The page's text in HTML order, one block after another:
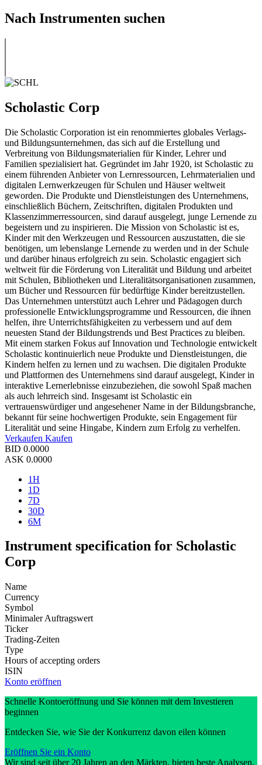
Nach Instrumenten suchen
Scholastic Corp
Die Scholastic Corporation ist ein renommiertes globales Verlags-
und Bildungsunternehmen, das sich auf die Erstellung und
Verbreitung von Bildungsmaterialien für Kinder, Lehrer und
Familien spezialisiert hat. Gegründet im Jahr 1920, ist Scholastic zu
einem führenden Anbieter von Lernressourcen, Lehrmaterialien und
digitalen Lernwerkzeugen für Schulen und Häuser weltweit
geworden. Die Produkte und Dienstleistungen des Unternehmens,
einschließlich Büchern, Zeitschriften, digitalen Produkten und
Klassenzimmerressourcen, sind darauf ausgelegt, junge Lernende zu
begeistern und zu inspirieren. Die Mission von Scholastic ist es,
Kinder mit den Werkzeugen und Ressourcen auszustatten, die sie
benötigen, um lebenslange Lernende zu werden und in der Schule
und darüber hinaus erfolgreich zu sein. Scholastic engagiert sich
weltweit für die Förderung von Literalität und Bildung und arbeitet
mit Schulen, Bibliotheken und Literalitätsorganisationen zusammen,
um Bücher und Ressourcen für bedürftige Kinder bereitzustellen.
Das Unternehmen unterstützt auch Lehrer und Pädagogen durch
professionelle Entwicklungsprogramme und Ressourcen, die ihnen
helfen, ihre Unterrichtsfähigkeiten zu verbessern und auf dem
neuesten Stand der Bildungstrends und Best Practices zu bleiben.
Mit einem starken Fokus auf Innovation und Technologie entwickelt
Scholastic kontinuierlich neue Produkte und Dienstleistungen, die
Kindern helfen zu lernen und zu wachsen. Die digitalen Produkte
und Plattformen des Unternehmens sind darauf ausgelegt, Kinder in
interaktive Lernerlebnisse einzubeziehen, die sowohl Spaß machen
als auch lehrreich sind. Insgesamt ist Scholastic ein
vertrauenswürdiger und angesehener Name in der Bildungsbranche,
bekannt für seine hochwertigen Produkte, sein Engagement für
Literalität und seine Hingabe, Kindern zum Erfolg zu verhelfen.
Verkaufen Kaufen
BID 0.0000
ASK 0.0000
1H
1D
7D
30D
6M
Instrument specification for Scholastic
Corp
Name
Currency
Symbol
Minimaler Auftragswert
Ticker
Trading-Zeiten
Type
Hours of accepting orders
ISIN
Konto eröffnen
Schnelle Kontoeröffnung und Sie können mit dem Investieren
beginnen
Entdecken Sie, wie Sie der Konkurrenz davon eilen können
Eröffnen Sie ein Konto
Wir sind seit über 20 Jahren an den Märkten, bieten beste Analysen,